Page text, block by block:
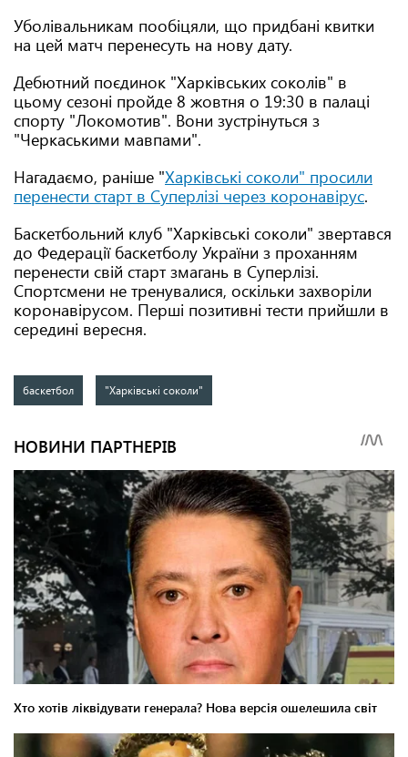
Уболівальникам пообіцяли, що придбані квитки
на цей матч перенесуть на нову дату.
Дебютний поєдинок "Харківських соколів" в
цьому сезоні пройде 8 жовтня о 19:30 в палаці
спорту "Локомотив". Вони зустрінуться з
"Черкаськими мавпами".
Нагадаємо, раніше "Харківські соколи" просили
перенести старт в Суперлізі через коронавірус.
Баскетбольний клуб "Харківські соколи" звертався
до Федерації баскетболу України з проханням
перенести свій старт змагань в Суперлізі.
Спортсмени не тренувалися, оскільки захворіли
коронавірусом. Перші позитивні тести прийшли в
середині вересня.
баскетбол "Харківські соколи"